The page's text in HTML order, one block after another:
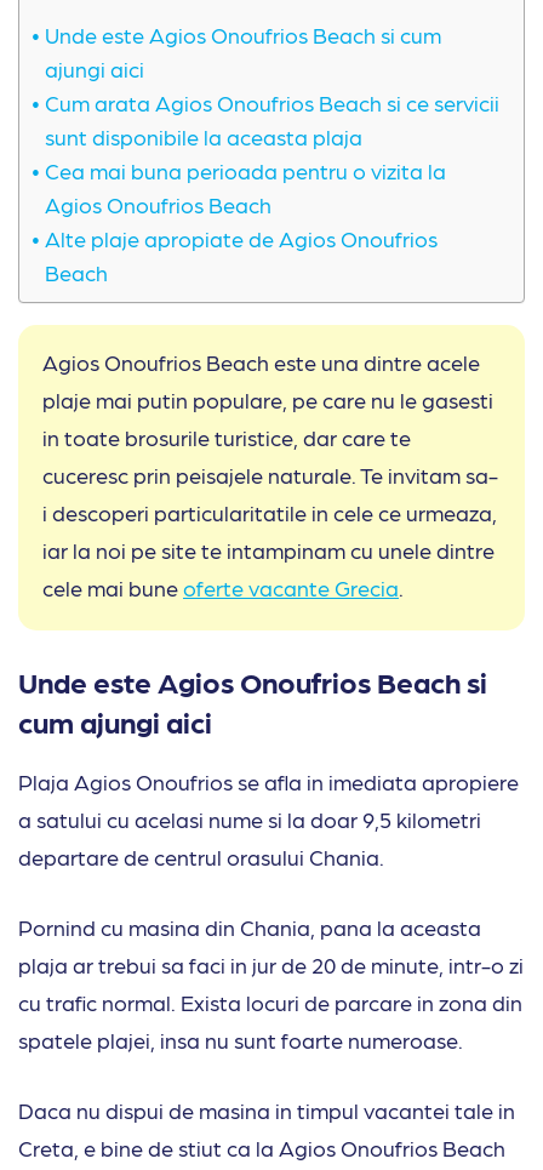
Unde este Agios Onoufrios Beach si cum
ajungi aici
Cum arata Agios Onoufrios Beach si ce servicii
sunt disponibile la aceasta plaja
Cea mai buna perioada pentru o vizita la
Agios Onoufrios Beach
Alte plaje apropiate de Agios Onoufrios
Beach
Agios Onoufrios Beach este una dintre acele
plaje mai putin populare, pe care nu le gasesti
in toate brosurile turistice, dar care te
cuceresc prin peisajele naturale. Te invitam sa-
i descoperi particularitatile in cele ce urmeaza,
iar la noi pe site te intampinam cu unele dintre
cele mai buneoferte vacante Grecia
Unde este Agios Onoufrios Beach si
cum ajungi aici
Plaja Agios Onoufrios se afla in imediata apropiere
a satului cu acelasi nume si la doar 9,5 kilometri
departare de centrul orasului Chania.
Pornind cu masina din Chania, pana la aceasta
plaja ar trebui sa faci in jur de 20 de minute, intr-o zi
cu trafic normal. Exista locuri de parcare in zona din
spatele plajei, insa nu sunt foarte numeroase.
Daca nu dispui de masina in timpul vacantei tale in
Creta, e bine de stiut ca la Agios Onoufrios Beach